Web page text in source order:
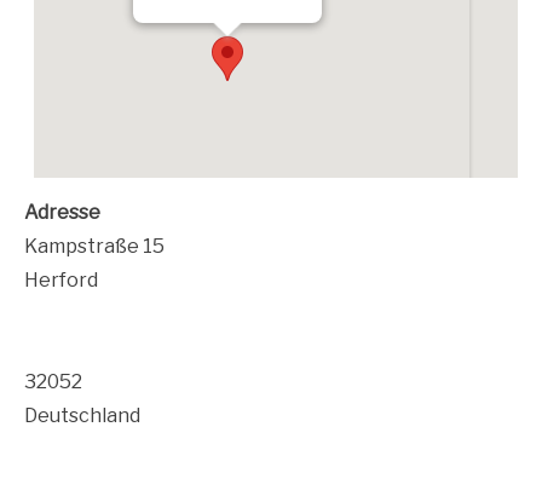
Adres­se
Kamp­stra­ße 15
Herford
32052
Deutschland